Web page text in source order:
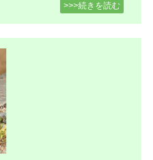
>>>続きを読む